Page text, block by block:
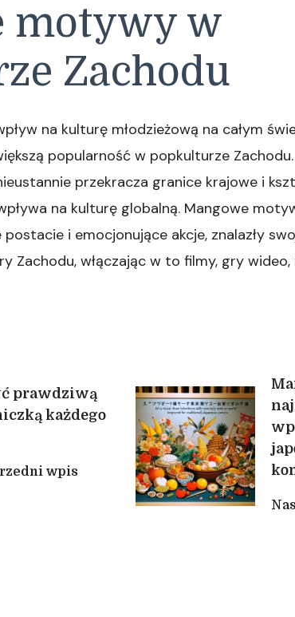
motywy w
Zachodu
na kulturę młodzieżową na całym
popularność w popkulturze Zachodu.
przekracza granice krajowe i
na kulturę globalną. Mangowe
i emocjonujące akcje, znalazły
Zachodu, włączając w to filmy, gry
prawdziwą
każdego
wpis